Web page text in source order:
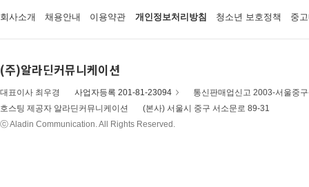
회사소개 채용안내 이용약관 개인정보처리방침 청소년 보호정책 중
(주)알라딘커뮤니케이션
대표이사 최우경 사업자등록 201-81-23094
통신판매업신고 2003-서울중
호스팅 제공자 알라딘커뮤니케이션
(본사) 서울시 중구 서소문로 89-31
ⓒ Aladin Communication. All Rights Reserved.